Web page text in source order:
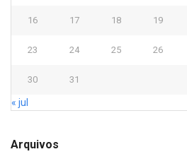
16 17 18 19
23 24 25 26
30 31
« jul
Arquivos